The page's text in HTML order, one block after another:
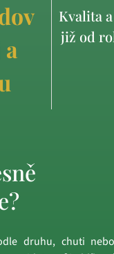
Kvalita
již od
druhu, chuti nebo